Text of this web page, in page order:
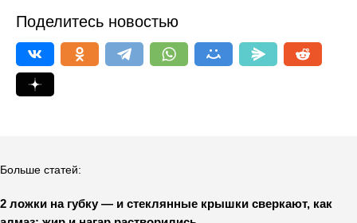
Поделитесь новостью
Больше статей:
2 ложки на губку — и стеклянные крышки сверкают, как